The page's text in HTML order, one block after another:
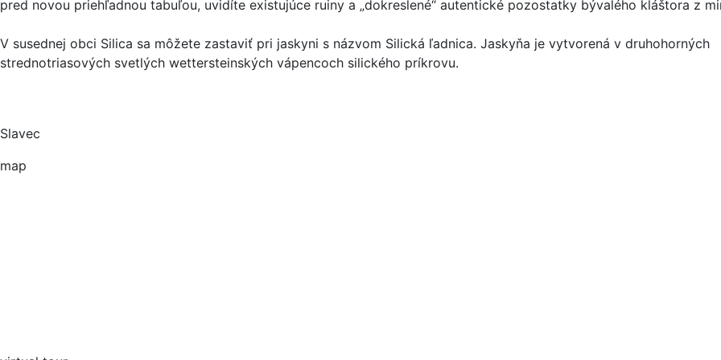
pred novou priehľadnou tabuľou, uvidíte existujúce ruiny a „dokreslené“ autentické pozostatky bývalého kláštora z
V susednej obci Silica sa môžete zastaviť pri jaskyni s názvom Silická ľadnica. Jaskyňa je vytvorená v druhohorných
strednotriasových svetlých wettersteinských vápencoch silického príkrovu.
Slavec
map